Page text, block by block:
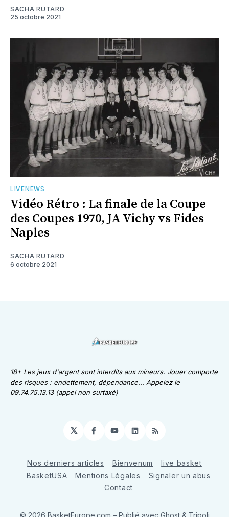
SACHA RUTARD
25 octobre 2021
LIVENEWS
Vidéo Rétro : La finale de la Coupe
des Coupes 1970, JA Vichy vs Fides
Naples
SACHA RUTARD
6 octobre 2021
18+ Les jeux d'argent sont interdits aux mineurs. Jouer comporte
des risques : endettement, dépendance... Appelez le
09.74.75.13.13 (appel non surtaxé)
𝕏 Facebook
YouTube
LinkedIn
RSS
Nos derniers articles Bienvenum
live basket
BasketUSA
Mentions Légales
Signaler un abus
Contact